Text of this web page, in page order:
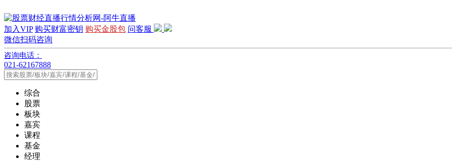
加入VIP 购买财富密钥 购买金股包 问客服
微信扫码咨询
咨询电话：
021-62167888
综合
股票
板块
嘉宾
课程
基金
经理